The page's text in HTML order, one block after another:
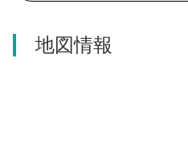
伊豆の国市
地図情報